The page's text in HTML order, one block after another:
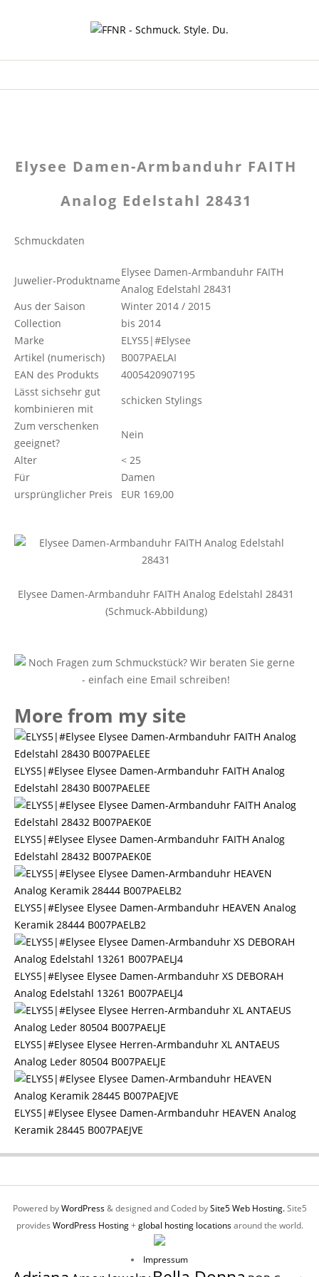
Elysee Damen-Armbanduhr FAITH
Analog Edelstahl 28431
Schmuckdaten
Juwelier-Produktname
Elysee Damen-Armbanduhr FAITH
Analog Edelstahl 28431
Aus der Saison
Winter 2014 / 2015
Collection
bis 2014
Marke
ELYS5|#Elysee
Artikel (numerisch)
B007PAELAI
EAN des Produkts
4005420907195
Lässt sichsehr gut
kombinieren mit
schicken Stylings
Zum verschenken
geeignet?
Nein
Alter
< 25
Für
Damen
ursprünglicher Preis
EUR 169,00
Elysee Damen-Armbanduhr FAITH Analog Edelstahl 28431
(Schmuck-Abbildung)
More from my site
ELYS5|#Elysee Elysee Damen-Armbanduhr FAITH Analog
Edelstahl 28430 B007PAELEE
ELYS5|#Elysee Elysee Damen-Armbanduhr FAITH Analog
Edelstahl 28432 B007PAEK0E
ELYS5|#Elysee Elysee Damen-Armbanduhr HEAVEN Analog
Keramik 28444 B007PAELB2
ELYS5|#Elysee Elysee Damen-Armbanduhr XS DEBORAH
Analog Edelstahl 13261 B007PAELJ4
ELYS5|#Elysee Elysee Herren-Armbanduhr XL ANTAEUS
Analog Leder 80504 B007PAELJE
ELYS5|#Elysee Elysee Damen-Armbanduhr HEAVEN Analog
Keramik 28445 B007PAEJVE
Powered byWordPress& designed and Coded bySite5 Web Hosting.Site5
provides WordPress Hosting+global hosting locationsaround the world.
Impressum